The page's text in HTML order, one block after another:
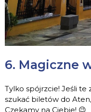
6. Magiczne
Tylko spójrzcie! Jeśli te
szukać biletów do
Czekamy na Ciebie! 😉